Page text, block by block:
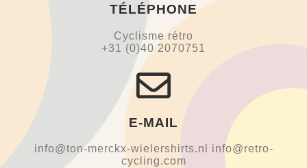
TÉLÉPHONE
Cyclisme rétro
+31 (0)40 2070751
E-MAIL
info@ton-merckx-wielershirts.nl info@retro-
cycling.com